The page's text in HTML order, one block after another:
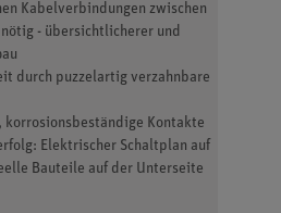
Kabelverbindungen zwischen
- übersichtlicherer und
durch puzzelartig verzahnbare
Kontakte
Elektrischer Schaltplan auf
Bauteile auf der Unterseite